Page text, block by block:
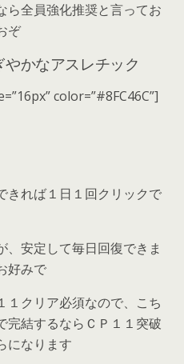
ら全員強化推奨と言ってお
ぞ
かなアスレチック
color=”#8FC46C”]
きれば１日１回クリックで
安定して毎日回復できま
好みで
１クリア必須なので、こち
完結するならＣＰ１１突破
になります